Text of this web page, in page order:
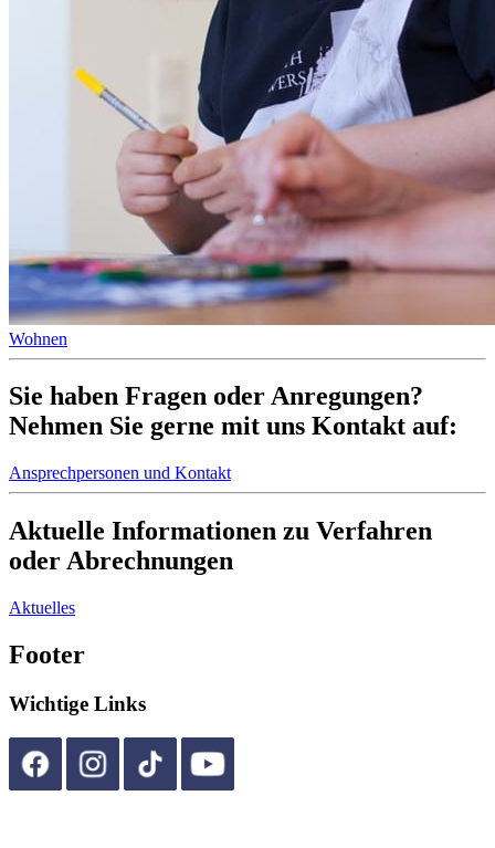
Wohnen
Sie haben Fragen oder Anregungen?
Nehmen Sie gerne mit uns Kontakt auf:
Ansprechpersonen und Kontakt
Aktuelle Informationen zu Verfahren
oder Abrechnungen
Aktuelles
Footer
Wichtige Links